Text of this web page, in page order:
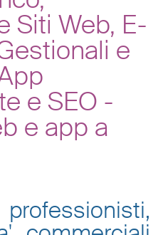
Siti Web, E-
e
e SEO -
e app a